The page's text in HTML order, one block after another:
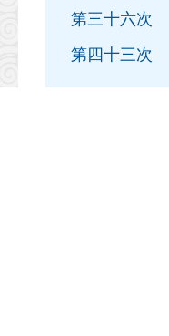
第三十六次
第四十三次